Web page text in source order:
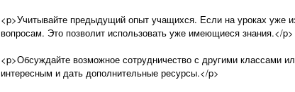
<p>Учитывайте предыдущий опыт учащихся. Если на уроках уже
вопросам. Это позволит использовать уже имеющиеся знания.</p>
<p>Обсуждайте возможное сотрудничество с другими классами
интересным и дать дополнительные ресурсы.</p>